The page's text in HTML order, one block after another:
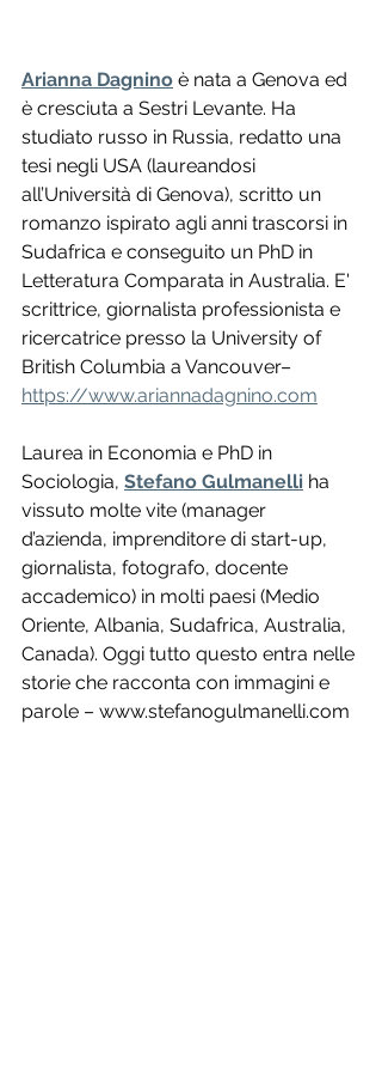
Arianna Dagnino è nata a Genova ed
è cresciuta a Sestri Levante. Ha
studiato russo in Russia, redatto una
tesi negli USA (laureandosi
all’Università di Genova), scritto un
romanzo ispirato agli anni trascorsi in
Sudafrica e conseguito un PhD in
Letteratura Comparata in Australia. E'
scrittrice, giornalista professionista e
ricercatrice presso la University of
British Columbia a Vancouver–
https://www.ariannadagnino.com
Laurea in Economia e PhD in
Sociologia, Stefano Gulmanelli ha
vissuto molte vite (manager
d’azienda, imprenditore di start-up,
giornalista, fotografo, docente
accademico) in molti paesi (Medio
Oriente, Albania, Sudafrica, Australia,
Canada). Oggi tutto questo entra nelle
storie che racconta con immagini e
parole – www.stefanogulmanelli.com